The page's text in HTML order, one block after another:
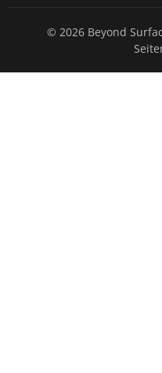
© 2026 Beyond